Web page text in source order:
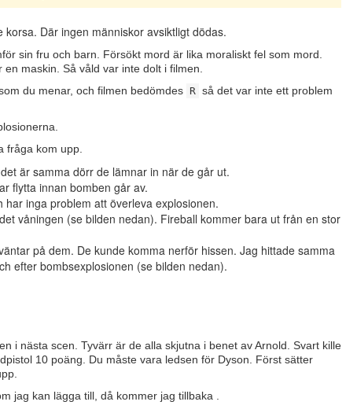
Där ingen människor avsiktligt dödas.
sin fru och barn. Försökt mord är lika moraliskt fel som mord.
maskin. Så våld var inte dolt i filmen.
du menar, och filmen bedömdes R så det var inte ett problem
fråga kom upp.
är samma dörr de lämnar in när de går ut.
flytta innan bomben går av.
inga problem att överleva explosionen.
våningen (se bilden nedan). Fireball kommer bara ut från en stor
på dem. De kunde komma nerför hissen. Jag hittade samma
efter bombsexplosionen (se bilden nedan).
i nästa scen. Tyvärr är de alla skjutna i benet av Arnold. Svart kille
10 poäng. Du måste vara ledsen för Dyson. Först sätter
jag kan lägga till, då kommer jag tillbaka .